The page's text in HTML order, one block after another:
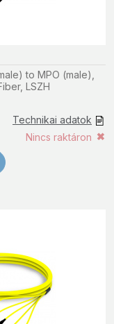
to MPO (male),
LSZH
Technikai adatok
Nincs raktáron